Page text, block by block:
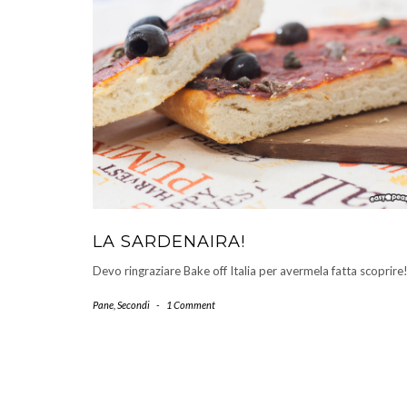
LA SARDENAIRA!
Devo ringraziare Bake off Italia per avermela fatta scoprire!
Pane Secondi - 1 Comment